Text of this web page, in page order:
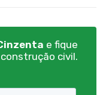
e fique
civil.